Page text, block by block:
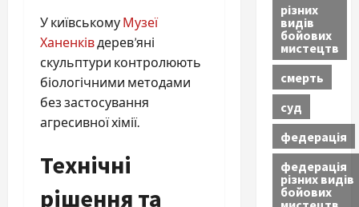
У київському Музеї
Ханенківдерев’яні
скульптури контролюють
біологічними методами
без застосування
агресивної хімії.
Технічні
рішення та
різних
видів
бойових
мистецтв
смерть
суд
федерація
федерація
різних видів
бойових